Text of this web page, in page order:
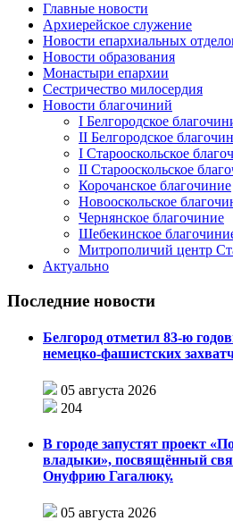
Главные новости
Архиерейское служение
Новости епархиальных
Новости образования
Монастыри епархии
Сестричество милосердия
Новости благочиний
I Белгородское
II Белгородское
I Старооскольское
II Старооскольское
Корочанское благочиние
Новооскольское
Чернянское благочиние
Шебекинское
Митрополичий центр
Актуально
Последние новости
Белгород отметил 83-ю
немецко-фашистских
05 августа 2026
204
В городе запустят проект
владыки», посвящённый
Онуфрию Гагалюку.
05 августа 2026